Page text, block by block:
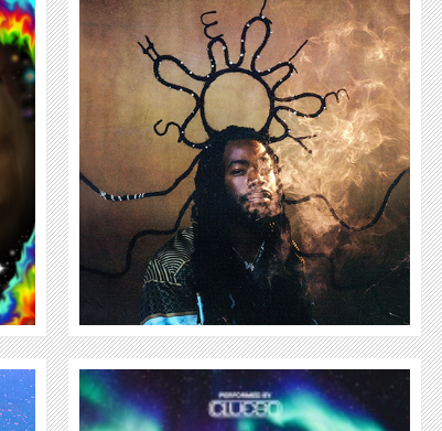
LIL SKIES
WEITER
MALOU